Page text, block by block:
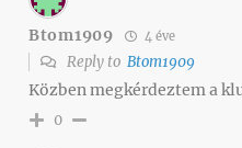
Btom1909 4 éve
Reply to Btom1909
Közben megkérdeztem a
0